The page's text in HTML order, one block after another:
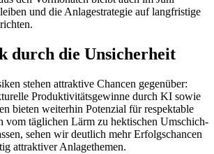
und die Anlage­stra­tegie auf langfri­stige
durch die Unsicher­heit
stehen attrak­tive Chancen gegen­über:
Produk­ti­vi­täts­ge­winne durch KI sowie
bieten weiterhin Poten­zial für respek­table
vom tägli­chen Lärm zu hekti­schen Umschich­
sehen wir deutlich mehr Erfolgs­chancen
attrak­tiver Anlage­themen.